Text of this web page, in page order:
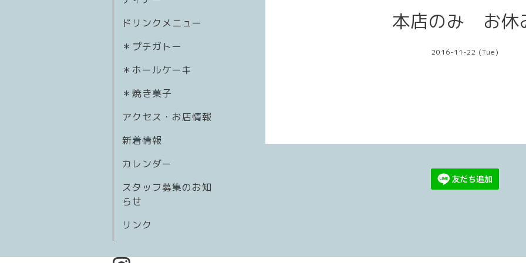
ドリンクメニュー
＊プチガトー
＊ホールケーキ
＊焼き菓子
アクセス・お店情報
新着情報
カレンダー
スタッフ募集のお知
らせ
リンク
本店のみ お休
2016-11-22 (Tue)